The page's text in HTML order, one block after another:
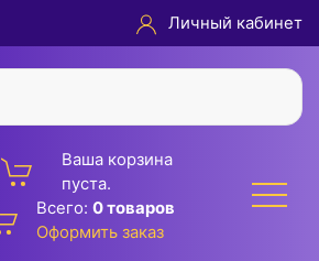
Личный кабинет
Ваша корзина
пуста.
Всего: 0 товаров
Оформить заказ